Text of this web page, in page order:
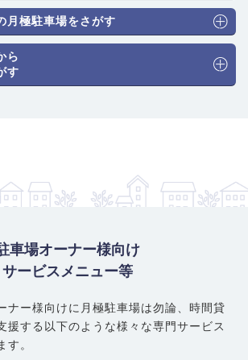
月極駐車場をさがす
ら
す
車場オーナー様向け
サービスメニュー等
ナー様向けに月極駐車場は勿論、 時間貸
援する以下のような様々な専門サービス
す。